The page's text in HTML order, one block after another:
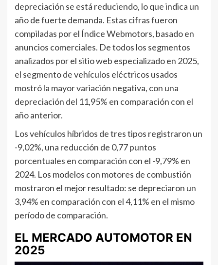
depreciación se está reduciendo, lo que indica un
año de fuerte demanda. Estas cifras fueron
compiladas por el Índice Webmotors, basado en
anuncios comerciales. De todos los segmentos
analizados por el sitio web especializado en 2025,
el segmento de vehículos eléctricos usados
mostró la mayor variación negativa, con una
depreciación del 11,95% en comparación con el
año anterior.
Los vehículos híbridos de tres tipos registraron un
-9,02%, una reducción de 0,77 puntos
porcentuales en comparación con el -9,79% en
2024. Los modelos con motores de combustión
mostraron el mejor resultado: se depreciaron un
3,94% en comparación con el 4,11% en el mismo
período de comparación.
EL MERCADO AUTOMOTOR EN
2025